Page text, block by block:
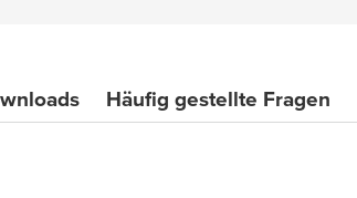
Häufig gestellte Fragen